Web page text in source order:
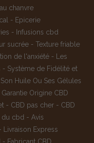
chanvre
- Epicerie
- Infusions cbd
sucrée - Texture friable
de l'anxiété -
Les
- Système de Fidélité et
Huile Ou Ses Gélules
Garantie Origine CBD
- CBD pas cher - CBD
du cbd - Avis
Livraison Express